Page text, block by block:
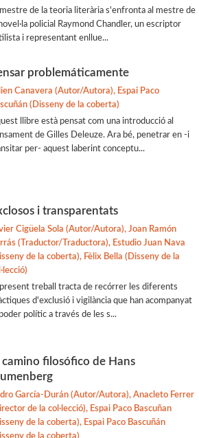
de la teoria literària s'enfronta al mestre de
policial Raymond Chandler, un escriptor
i representant enllue...
problemáticamente
Canavera (Autor/Autora), Espai Paco
(Disseny de la coberta)
llibre està pensat com una introducció al
de Gilles Deleuze. Ara bé, penetrar en -i
per- aquest laberint conceptu...
i transparentats
Cigüela Sola (Autor/Autora), Joan Ramón
(Traductor/Traductora), Estudio Juan Nava
de la coberta), Fèlix Bella (Disseny de la
present treball tracta de recórrer les diferents
d'exclusió i vigilància que han acompanyat
polític a través de les s...
camino filosófico de Hans
García-Durán (Autor/Autora), Anacleto Ferrer
de la col·lecció), Espai Paco Bascuñan
de la coberta), Espai Paco Bascuñán